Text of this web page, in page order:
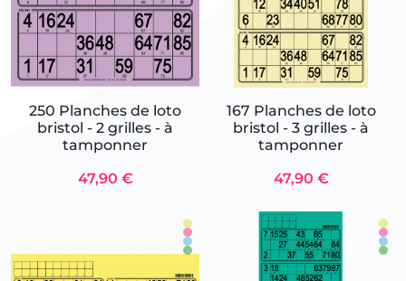
250 Planches de loto
bristol - 2 grilles - à
tamponner
47,90 €
167 Planches de loto
bristol - 3 grilles - à
tamponner
47,90 €